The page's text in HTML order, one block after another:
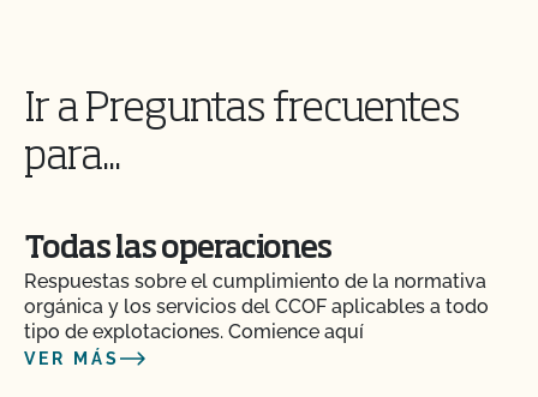
Ir a Preguntas frecuentes
para...
Todas las operaciones
Respuestas sobre el cumplimiento de la normativa
orgánica y los servicios del CCOF aplicables a todo
tipo de explotaciones. Comience aquí
VER MÁS
¿Cuáles son los componentes clave de un plan de
seguridad alimentaria?
¿Qué ocurre si no estoy de acuerdo con una
¿Qué pasa si pago mi factura pero no completo el
contrato de renovación o viceversa?
¿Qué ocurre si estoy certificado por otra agencia